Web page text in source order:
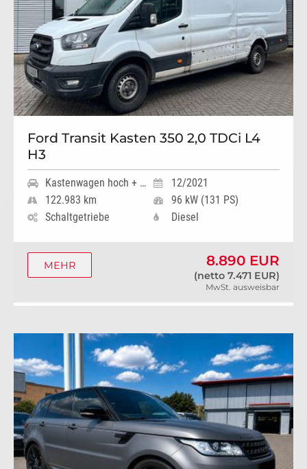
Ford Transit Kasten 350 2,0 TDCi L4
H3
Kastenwagen hoch + lang
12/2021
122.983 km
96 kW (131 PS)
Schaltgetriebe
Diesel
8.890 EUR
(netto 7.471 EUR)
MwSt. ausweisbar
MEHR